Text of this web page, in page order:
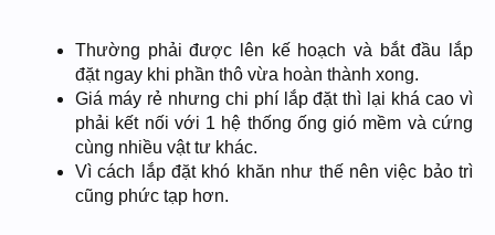
Thường phải được lên kế hoạch và bắt đầu lắp
đặt ngay khi phần thô vừa hoàn thành xong.
Giá máy rẻ nhưng chi phí lắp đặt thì lại khá cao vì
phải kết nối với 1 hệ thống ống gió mềm và cứng
cùng nhiều vật tư khác.
Vì cách lắp đặt khó khăn như thế nên việc bảo trì
cũng phức tạp hơn.